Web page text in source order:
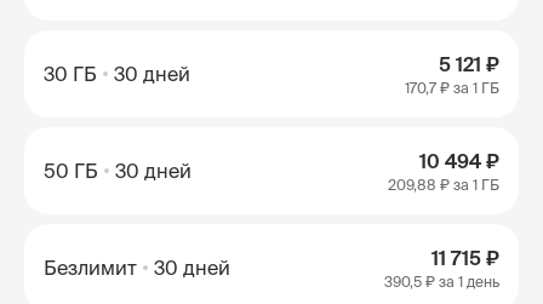
30 ГБ 30 дней 5 121 ₽
170,7 ₽ за 1 ГБ
50 ГБ 30 дней 10 494 ₽
209,88 ₽ за 1 ГБ
Безлимит 30 дней 11 715 ₽
390,5 ₽ за 1 день